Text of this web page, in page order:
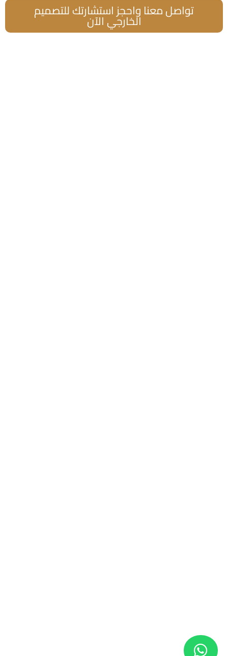
تواصل معنا واحجز استشارتك للتصميم
الخارجي الآن